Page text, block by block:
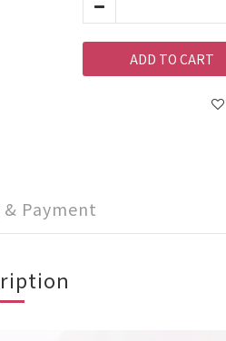
ADD TO CART
Payment